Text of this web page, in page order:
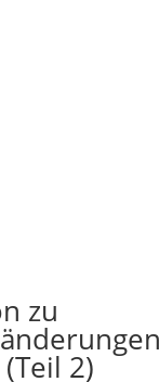
zu
2)